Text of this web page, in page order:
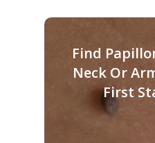
Find
Neck Or
First